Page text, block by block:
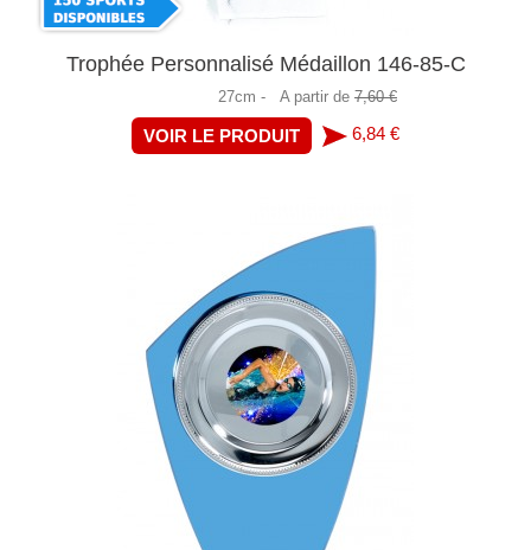
Trophée Personnalisé Médaillon 146-85-C
27cm - A partir de 7,60 €
VOIR LE PRODUIT 6,84 €